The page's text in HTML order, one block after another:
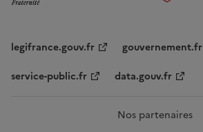
legifrance.gouv.fr
gouvernement.fr
service-public.fr
data.gouv.fr
Nos partenaires